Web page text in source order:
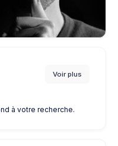
Voir plus
à votre recherche.